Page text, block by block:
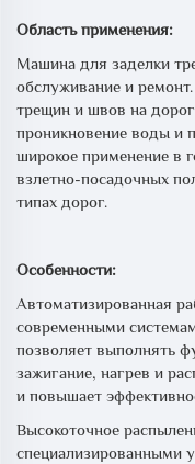
Область применения:
Машина для заделки
обслуживание и
трещин и швов на
проникновение воды и
широкое применение в
взлетно-посадочных
типах дорог.
Особенности:
Автоматизированная
современными
позволяет выполнять
зажигание, нагрев и
и повышает
Высокоточное
специализированными